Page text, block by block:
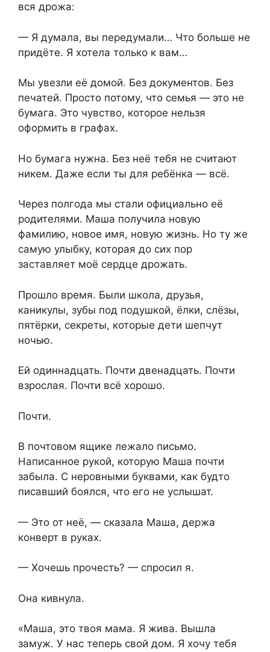
вся дрожа:
— Я думала, вы передумали… Что больше не
придёте. Я хотела только к вам…
Мы увезли её домой. Без документов. Без
печатей. Просто потому, что семья — это не
бумага. Это чувство, которое нельзя
оформить в графах.
Но бумага нужна. Без неё тебя не считают
никем. Даже если ты для ребёнка — всё.
Через полгода мы стали официально её
родителями. Маша получила новую
фамилию, новое имя, новую жизнь. Но ту же
самую улыбку, которая до сих пор
заставляет моё сердце дрожать.
Прошло время. Были школа, друзья,
каникулы, зубы под подушкой, ёлки, слёзы,
пятёрки, секреты, которые дети шепчут
ночью.
Ей одиннадцать. Почти двенадцать. Почти
взрослая. Почти всё хорошо.
Почти.
В почтовом ящике лежало письмо.
Написанное рукой, которую Маша почти
забыла. С неровными буквами, как будто
писавший боялся, что его не услышат.
— Это от неё, — сказала Маша, держа
конверт в руках.
— Хочешь прочесть? — спросил я.
Она кивнула.
«Маша, это твоя мама. Я жива. Вышла
замуж. У нас теперь свой дом. Я хочу тебя